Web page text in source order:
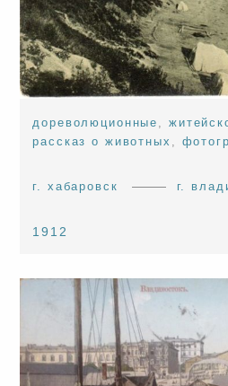
дореволюционные
рассказ о животных
г. хабаровск г.
1912